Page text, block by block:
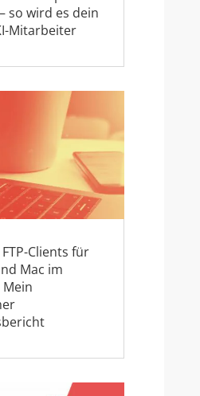
so wird es dein
Mitarbeiter
Clients für
Mac im
Mein